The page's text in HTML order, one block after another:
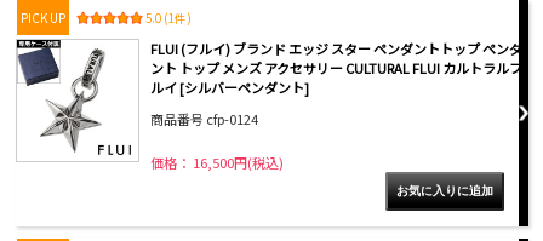
PICK UP 5.0 (1件)
FLUI (フルイ) ブランド エッジ スター ペンダントトップ ペンダ
ント トップ メンズ アクセサリー CULTURAL FLUI カルトラルフ
ルイ [シルバーペンダント]
商品番号 cfp-0124
価格： 16,500円(税込)